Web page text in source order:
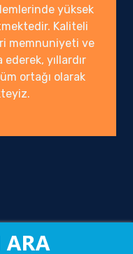
yüksek
Kaliteli
memnuniyeti ve
yıllardır
ortağı olarak